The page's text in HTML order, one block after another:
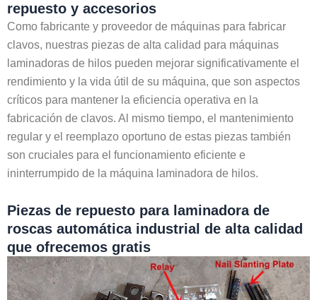
repuesto y accesorios
Como fabricante y proveedor de máquinas para fabricar
clavos, nuestras piezas de alta calidad para máquinas
laminadoras de hilos pueden mejorar significativamente el
rendimiento y la vida útil de su máquina, que son aspectos
críticos para mantener la eficiencia operativa en la
fabricación de clavos. Al mismo tiempo, el mantenimiento
regular y el reemplazo oportuno de estas piezas también
son cruciales para el funcionamiento eficiente e
ininterrumpido de la máquina laminadora de hilos.
Piezas de repuesto para laminadora de
roscas automática industrial de alta calidad
que ofrecemos gratis